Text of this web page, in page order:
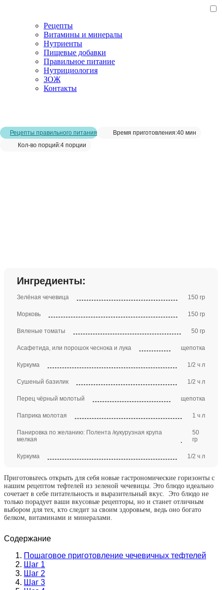
Рецепты
Витамины и минералы
Нутриенты
Пищевые добавки
Правильное питание
Нутрициология
ЗОЖ
Контакты
Рецепты правильного питания Время приготовления:40 мин
Кол-во порций:4 порции
Ингредиенты:
Зелёная чечевица 150 гр
Морковь 150 гр
Вяленые томаты 50 гр
Асафетида, или порошок чеснока и лука щепотка
Куркума 1/2 ч л
Сушеный базилик 1/2 ч л
Перец чёрный молотый щепотка
Паприка молотая 1 ч л
Панировка по желанию: Полента /кукурузная крупа
мелкая
50
гр
Куркума 1/2 ч л
Приготовьтесь открыть для себя новые гастрономические горизонты с
нашим рецептом тефтелей из зеленой чечевицы. Это блюдо идеально
сочетает в себе питательность и выразительный вкус. Это блюдо не
только порадует ваши вкусовые рецепторы, но и станет отличным
выбором для тех, кто следит за своим здоровьем, ведь оно богато
белком, витаминами и минералами.
Содержание
Пошаговое приготовление чечевичных тефтелей
Шаг 1
Шаг 2
Шаг 3